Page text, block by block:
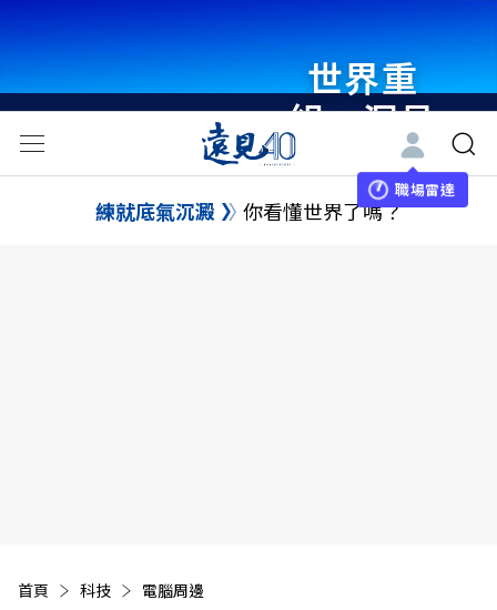
世界重
組・洞見
未來 與
世界領袖
職場雷達
練就底氣沉澱 你看懂世界了嗎？
首頁 科技 電腦周邊